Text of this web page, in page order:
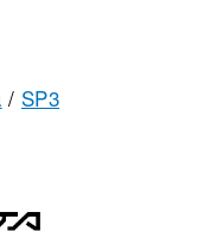
/ SP3